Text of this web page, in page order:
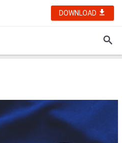
DOWNLOAD